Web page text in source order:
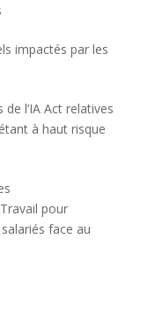
impactés par les
l’IA Act relatives
à haut risque
pour
face au